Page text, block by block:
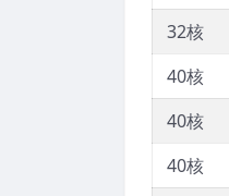
32核
40核
40核
40核